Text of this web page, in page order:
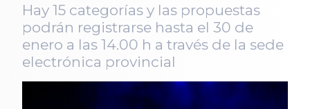
Hay 15 categorías y las propuestas
podrán registrarse hasta el 30 de
enero a las 14.00 h a través de la sede
electrónica provincial